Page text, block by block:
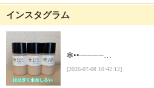
インスタグラム
✼••┈┈┈┈┈…
[2026-07-08 10:42:12]